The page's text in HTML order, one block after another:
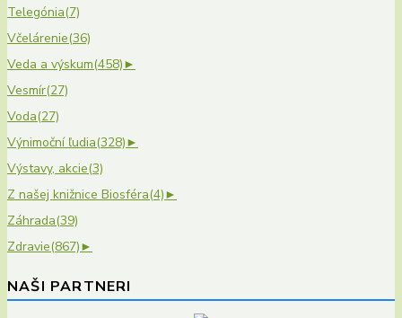
Telegónia(7)
Včelárenie(36)
Veda a výskum(458)►
Vesmír(27)
Voda(27)
Výnimoční ľudia(328)►
Výstavy, akcie(3)
Z našej knižnice Biosféra(4)►
Záhrada(39)
Zdravie(867)►
NAŠI PARTNERI